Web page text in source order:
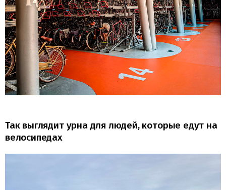
Так выглядит урна для людей, которые едут на
велосипедах